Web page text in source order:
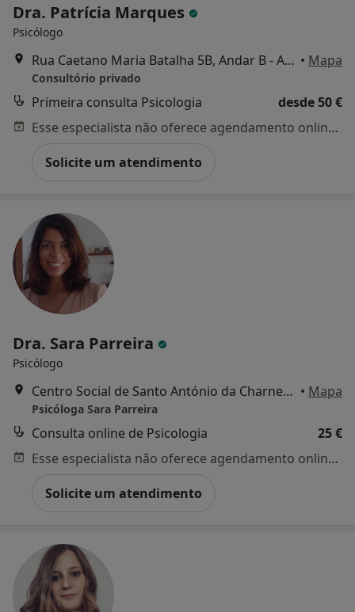
Dra. Patrícia Marques
Psicólogo
Rua Caetano Maria Batalha 5B, Andar B - Almada, Almada • Mapa
Consultório privado
Primeira consulta Psicologia
desde 50 €
Esse especialista não oferece agendamento online para esse endereço.
Solicite um atendimento
Dra. Sara Parreira
Psicólogo
Centro Social de Santo António da Charneca - Rua António Aleixo, Barreiro • Mapa
Psicóloga Sara Parreira
Consulta online de Psicologia
25 €
Esse especialista não oferece agendamento online para esse endereço.
Solicite um atendimento